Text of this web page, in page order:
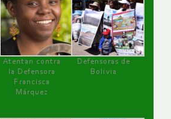
Atentan contra
la Defensora
Francisca
Márquez
Defensoras de
Bolivia